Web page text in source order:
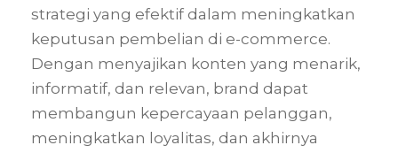
strategi yang efektif dalam meningkatkan
keputusan pembelian di e-commerce.
Dengan menyajikan konten yang menarik,
informatif, dan relevan, brand dapat
membangun kepercayaan pelanggan,
meningkatkan loyalitas, dan akhirnya